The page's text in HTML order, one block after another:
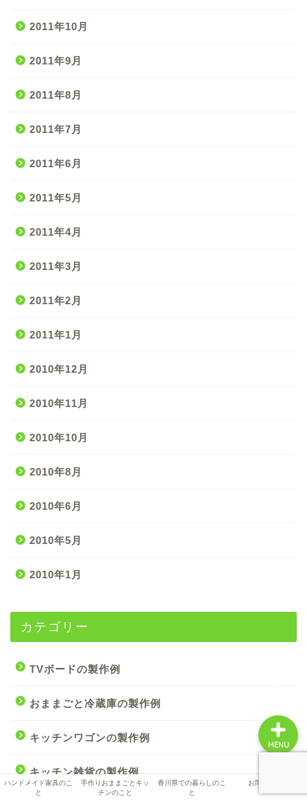
2011年10月
2011年9月
2011年8月
2011年7月
2011年6月
2011年5月
2011年4月
2011年3月
2011年2月
2011年1月
2010年12月
2010年11月
2010年10月
2010年8月
2010年6月
2010年5月
2010年1月
カテゴリー
TVボードの製作例
おままごと冷蔵庫の製作例
キッチンワゴンの製作例
キッチン雑貨の製作例
ハンドメイド家具のこ
と
手作りおままごとキッ
チンのこと
香川県での暮らしのこ
と
お問い合わせ
MENU